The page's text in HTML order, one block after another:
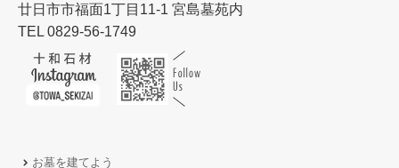
廿日市市福面1丁目11-1 宮島墓苑内
TEL 0829-56-1749
お墓を建てよう